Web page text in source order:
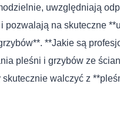
uwzględniają
pozwalają na skuteczne
**Jakie są
pleśni i grzybów ze
skutecznie walczyć z